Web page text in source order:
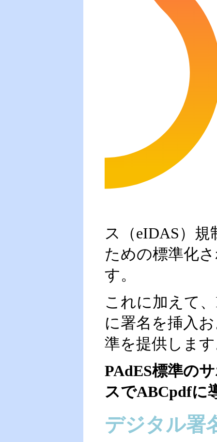
ス（eIDAS）
ための標準化
す。
これに加えて
に署名を挿入
準を提供しま
PAdES標準の
スでABCpdfに
デジタル署